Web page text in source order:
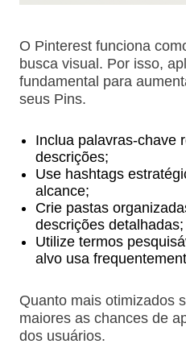
O Pinterest funciona
busca visual. Por isso,
fundamental para
seus Pins.
Inclua palavras-chave
descrições;
Use hashtags
alcance;
Crie pastas
descrições detalhadas;
Utilize termos
alvo usa
Quanto mais otimizados
maiores as chances de
dos usuários.